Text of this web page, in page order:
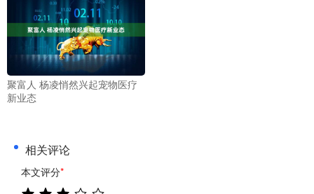
聚富人 杨凌悄然兴起宠物医疗
新业态
相关评论
本文评分*